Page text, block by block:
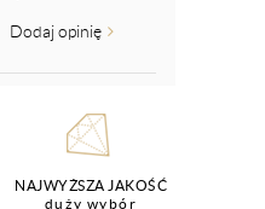
Dodaj opinię
NAJWYŻSZA JAKOŚĆ
duży wybór